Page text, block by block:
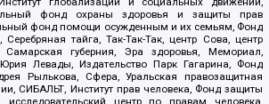
фонд охраны здоровья и защиты прав
фонд помощи осужденным и их семьям, Фонд
тайга, Так-Так-Так, центр Сова, центр
губерния, Эра здоровья, Мемориал,
Левады, Издательство Парк Гагарина, Фонд
Рылькова, Сфера, Уральская правозащитная
СИБАЛЬТ, Институт прав человека, Фонд защиты